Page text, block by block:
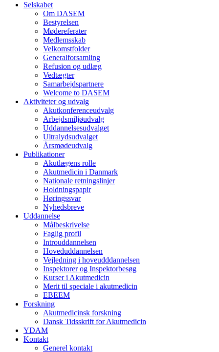
Selskabet
Om DASEM
Bestyrelsen
Mødereferater
Medlemsskab
Velkomstfolder
Generalforsamling
Refusion og udlæg
Vedtægter
Samarbejdspartnere
Welcome to DASEM
Aktiviteter og udvalg
Akutkonferenceudvalg
Arbejdsmiljøudvalg
Uddannelsesudvalget
Ultralydsudvalget
Årsmødeudvalg
Publikationer
Akutlægens rolle
Akutmedicin i Danmark
Nationale retningslinjer
Holdningspapir
Høringssvar
Nyhedsbreve
Uddannelse
Målbeskrivelse
Faglig profil
Introuddannelsen
Hoveduddannelsen
Vejledning i hoveudddannelsen
Inspektorer og Inspektorbesøg
Kurser i Akutmedicin
Merit til speciale i akutmedicin
EBEEM
Forskning
Akutmedicinsk forskning
Dansk Tidsskrift for Akutmedicin
YDAM
Kontakt
Generel kontakt